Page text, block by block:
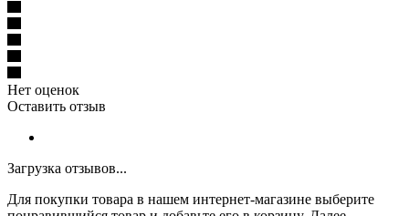
Нет оценок
Оставить отзыв
Загрузка отзывов...
Для покупки товара в нашем интернет-магазине выберите